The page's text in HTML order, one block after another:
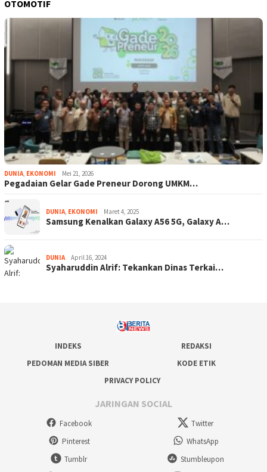
OTOMOTIF
DUNIA, EKONOMI Mei 21, 2026
Pegadaian Gelar Gade Preneur Dorong UMKM…
DUNIA, EKONOMI Maret 4, 2025
Samsung Kenalkan Galaxy A56 5G, Galaxy A…
DUNIA April 16, 2024
Syaharuddin Alrif: Tekankan Dinas Terkai…
INDEKS
REDAKSI
PEDOMAN MEDIA SIBER
KODE ETIK
PRIVACY POLICY
JARINGAN SOCIAL
Facebook
Twitter
Pinterest
WhatsApp
Tumblr
Stumbleupon